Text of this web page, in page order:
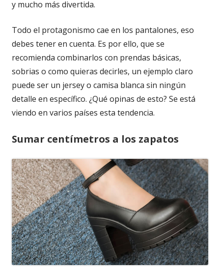
y mucho más divertida.
Todo el protagonismo cae en los pantalones, eso
debes tener en cuenta. Es por ello, que se
recomienda combinarlos con prendas básicas,
sobrias o como quieras decirles, un ejemplo claro
puede ser un jersey o camisa blanca sin ningún
detalle en específico. ¿Qué opinas de esto? Se está
viendo en varios países esta tendencia.
Sumar centímetros a los zapatos